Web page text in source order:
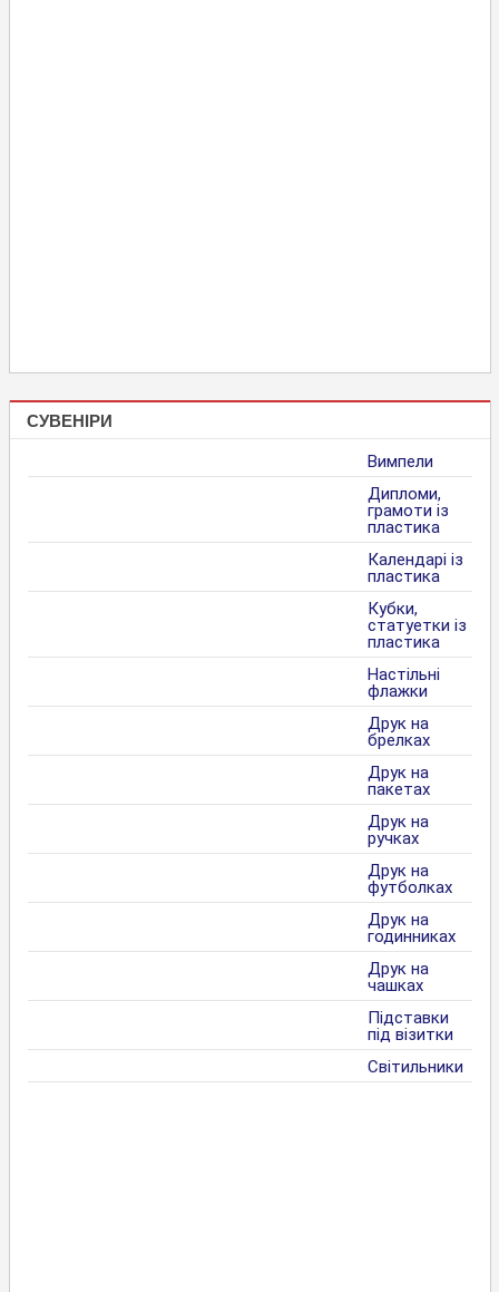
СУВЕНІРИ
Вимпели
Дипломи,
грамоти із
пластика
Календарі із
пластика
Кубки,
статуетки із
пластика
Настільні
флажки
Друк на
брелках
Друк на
пакетах
Друк на
ручках
Друк на
футболках
Друк на
годинниках
Друк на
чашках
Підставки
під візитки
Світильники